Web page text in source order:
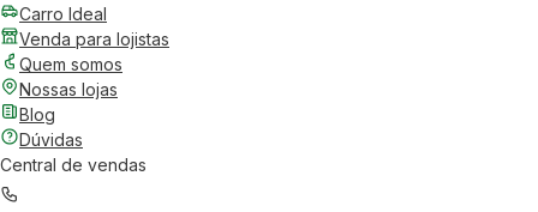
Carro Ideal
Venda para lojistas
Quem somos
Nossas lojas
Blog
Dúvidas
Central de vendas